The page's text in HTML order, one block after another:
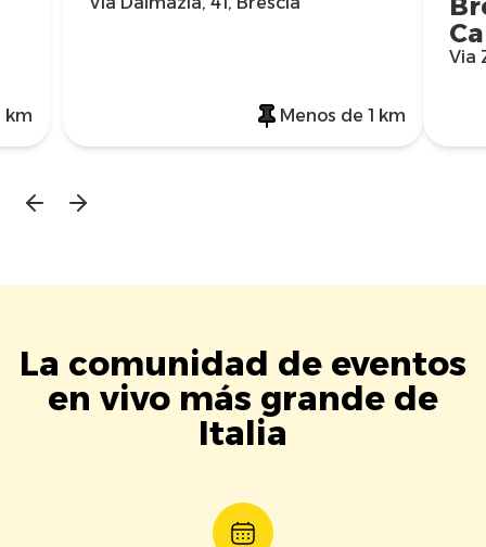
Menos de 1 km
Via
km
La comunidad de eventos
en vivo más grande de
Italia